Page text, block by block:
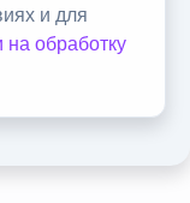
и для
на обработку